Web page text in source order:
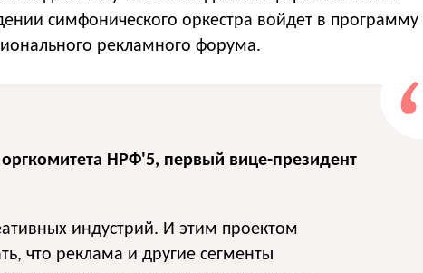
симфонического оркестра войдет в программу
рекламного форума.
НРФ'5, первый вице-президент
индустрий. И этим проектом
что реклама и другие сегменты